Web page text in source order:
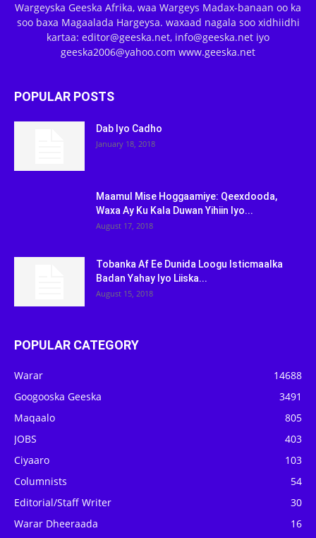
Wargeyska Geeska Afrika, waa Wargeys Madax-banaan oo ka
soo baxa Magaalada Hargeysa. waxaad nagala soo xidhiidhi
kartaa: editor@geeska.net, info@geeska.net iyo
geeska2006@yahoo.com www.geeska.net
POPULAR POSTS
Dab Iyo Cadho
January 18, 2018
Maamul Mise Hoggaamiye: Qeexdooda,
Waxa Ay Ku Kala Duwan Yihiin Iyo...
August 17, 2018
Tobanka Af Ee Dunida Loogu Isticmaalka
Badan Yahay Iyo Liiska...
August 15, 2018
POPULAR CATEGORY
Warar
14688
Googooska Geeska
3491
Maqaalo
805
JOBS
403
Ciyaaro
103
Columnists
54
Editorial/Staff Writer
30
Warar Dheeraada
16